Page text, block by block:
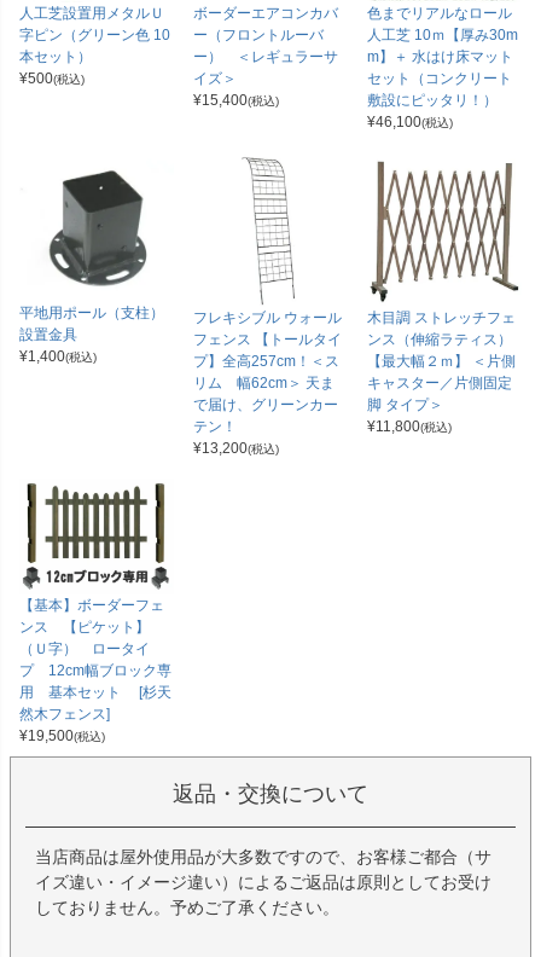
人工芝設置用メタルＵ
字ピン（グリーン色 10
本セット）
¥500(税込)
ボーダーエアコンカバ
ー（フロントルーバ
ー） ＜レギュラーサ
イズ＞
¥15,400(税込)
色までリアルなロール
人工芝 10ｍ【厚み30m
m】＋ 水はけ床マット
セット（コンクリート
敷設にピッタリ！）
¥46,100(税込)
平地用ポール（支柱）
設置金具
¥1,400(税込)
フレキシブル ウォール
フェンス 【トールタイ
プ】全高257cm！＜ス
リム 幅62cm＞ 天ま
で届け、グリーンカー
テン！
¥13,200(税込)
木目調 ストレッチフェ
ンス（伸縮ラティス）
【最大幅２ｍ】 ＜片側
キャスター／片側固定
脚 タイプ＞
¥11,800(税込)
【基本】ボーダーフェ
ンス 【ピケット】
（Ｕ字） ロータイ
プ 12cm幅ブロック専
用 基本セット [杉天
然木フェンス]
¥19,500(税込)
返品・交換について
当店商品は屋外使用品が大多数ですので、お客様ご都合（サ
イズ違い・イメージ違い）によるご返品は原則としてお受け
しておりません。予めご了承ください。